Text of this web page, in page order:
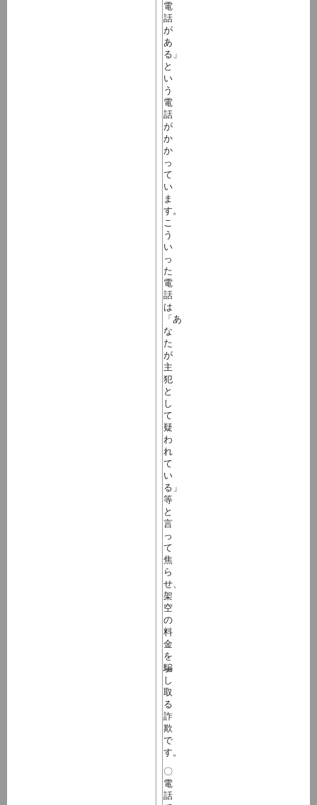
電
話
が
あ
る」
と
い
う
電
話
が
か
か
っ
て
い
ま
す。
こ
う
い
っ
た
電
話
は
「あ
な
た
が
主
犯
と
し
て
疑
わ
れ
て
い
る」
等
と
言
っ
て
焦
ら
せ、
架
空
の
料
金
を
騙
し
取
る
詐
欺
で
す。
〇
電
話